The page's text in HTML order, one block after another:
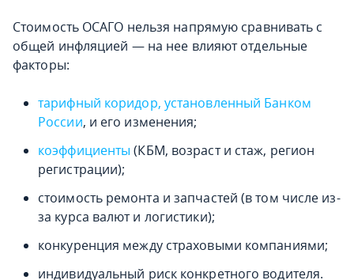
Стоимость ОСАГО нельзя напрямую сравнивать с
общей инфляцией — на нее влияют отдельные
факторы:
тарифный коридор, установленный Банком
России, и его изменения;
коэффициенты (КБМ, возраст и стаж, регион
регистрации);
стоимость ремонта и запчастей (в том числе из-
за курса валют и логистики);
конкуренция между страховыми компаниями;
индивидуальный риск конкретного водителя.